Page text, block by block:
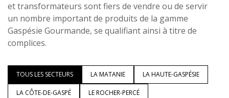
et transformateurs sont fiers de vendre ou de servir
un nombre important de produits de la gamme
Gaspésie Gourmande, se qualifiant ainsi à titre de
complices.
TOUS LES SECTEURS LA MATANIE LA HAUTE-GASPÉSIE
LA CÔTE-DE-GASPÉ LE ROCHER-PERCÉ